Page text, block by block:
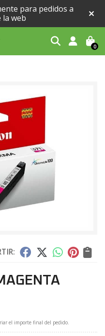
para pedidos a
la web
Buscar 0
el importe final del pedido.